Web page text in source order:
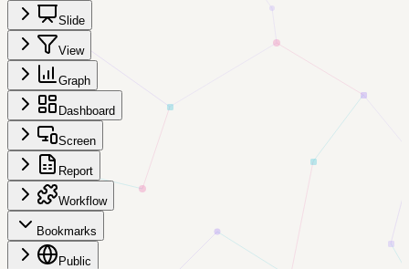
Slide
View
Graph
Dashboard
Screen
Report
Workflow
Bookmarks
Public